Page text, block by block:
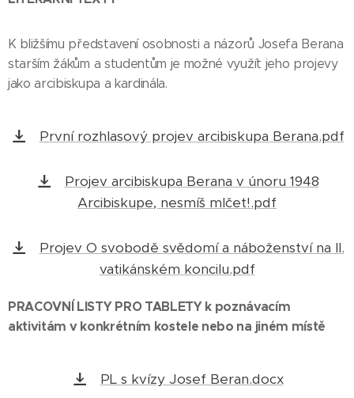
K bližšímu představení osobnosti a názorů Josefa Berana
starším žákům a studentům je možné využít jeho projevy
jako arcibiskupa a kardinála.
První rozhlasový projev arcibiskupa Berana.pdf
Projev arcibiskupa Berana v únoru 1948
Arcibiskupe, nesmíš mlčet!.pdf
Projev O svobodě svědomí a náboženství na II.
vatikánském koncilu.pdf
PRACOVNÍ LISTY PRO TABLETY k poznávacím
aktivitám v konkrétním kostele nebo na jiném místě
PL s kvízy Josef Beran.docx